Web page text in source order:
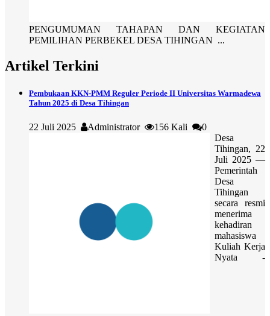
PENGUMUMAN TAHAPAN DAN KEGIATAN
PEMILIHAN PERBEKEL DESA TIHINGAN ...
Artikel Terkini
Pembukaan KKN-PMM Reguler Periode II Universitas Warmadewa
Tahun 2025 di Desa Tihingan
22 Juli 2025 Administrator 156 Kali
0
Desa
Tihingan, 22
Juli 2025 —
Pemerintah
Desa
Tihingan
secara resmi
menerima
kehadiran
mahasiswa
Kuliah Kerja
Nyata -